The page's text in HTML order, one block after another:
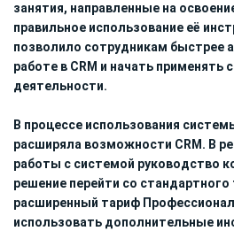
занятия, направленные на
правильное использование её
позволило сотрудникам быстрее
работе в CRM и начать применять
деятельности.
В процессе использования
расширяла возможности CRM. В
работы с системой руководство
решение перейти со стандартного
расширенный тариф
использовать дополнительные